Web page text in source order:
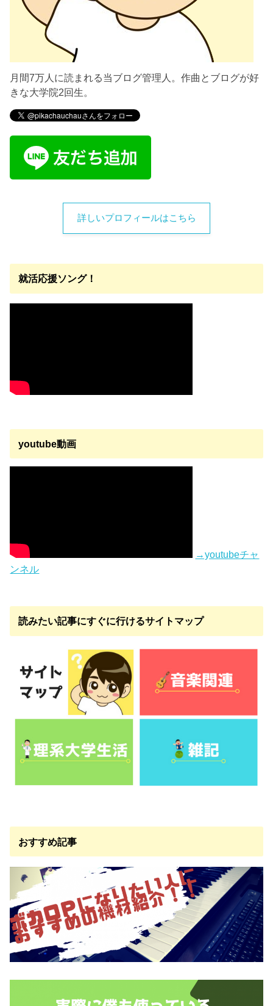
月間7万人に読まれる当ブログ管理人。作曲とブログが好
きな大学院2回生。
詳しいプロフィールはこちら
就活応援ソング！
youtube動画
→youtubeチャ
ンネル
読みたい記事にすぐに行けるサイトマップ
おすすめ記事